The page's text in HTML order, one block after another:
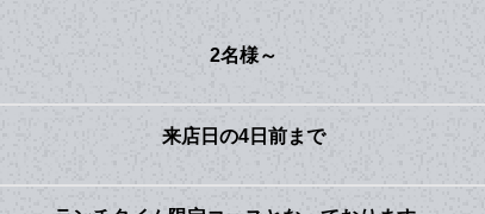
2名様～
来店日の4日前まで